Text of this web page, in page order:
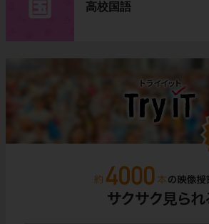
高校国語